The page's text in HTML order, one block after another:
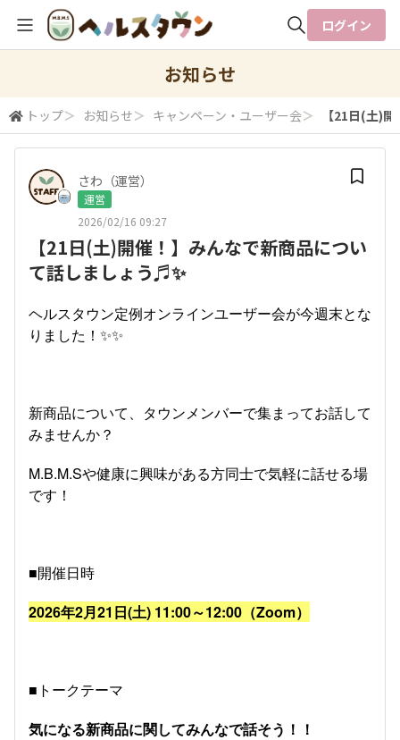
検索
ログイン
お知らせ
トップ＞ お知らせ＞ キャンペーン・ユーザー会＞ 【21日(土)
さわ（運営）
運営
2026/02/16 09:27
【21日(土)開催！】みんなで新商品につい
て話しましょう♬✨
ヘルスタウン定例オンラインユーザー会が今週末とな
りました！✨✨
新商品について、タウンメンバーで集まってお話して
みませんか？
M.B.M.Sや健康に興味がある方同士で気軽に話せる場
です！
■開催日時
2026年2月21日(土) 11:00～12:00（Zoom）
■トークテーマ
気になる新商品に関してみんなで話そう！！